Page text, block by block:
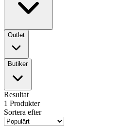
Outlet
Butiker
Resultat
1 Produkter
Sortera efter